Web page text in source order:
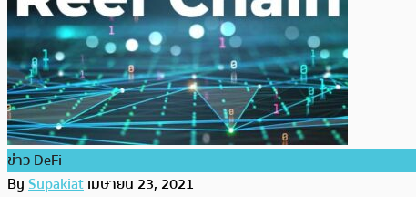
ข่าว DeFi
BySupakiatเมษายน 23, 2021